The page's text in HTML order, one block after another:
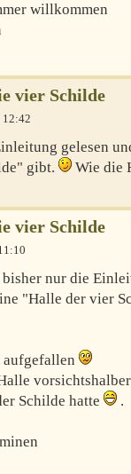
willkommen
vier Schilde
12:42
gelesen
gibt.
Wie die
vier Schilde
nur die
"Halle der vier
aufgefallen
Schilde hatte
.